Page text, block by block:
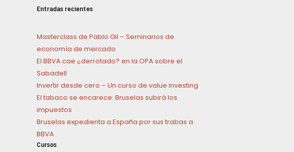
Entradas recientes
Masterclass de Pablo Gil – Seminarios de
economía de mercado
El BBVA cae ¿derrotado? en la OPA sobre el
Sabadell
Invertir desde cero – Un curso de value investing
El tabaco se encarece: Bruselas subirá los
impuestos
Bruselas expedienta a España por sus trabas a
BBVA
Cursos